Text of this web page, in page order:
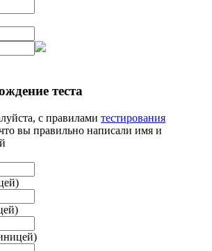
теста
с правилами тестирования
вы правильно написали имя и